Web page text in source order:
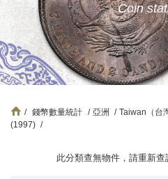
Coin
/ 錢幣數量統計 / 亞洲 / Taiwan（台
(1997) /
此分類查無物件，請重新查